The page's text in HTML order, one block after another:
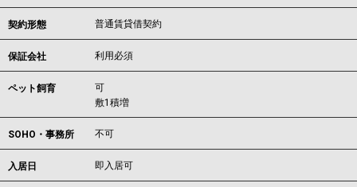
契約形態 普通賃貸借契約
保証会社 利用必須
ペット飼育
可
敷1積増
SOHO・事務所 不可
入居日 即入居可